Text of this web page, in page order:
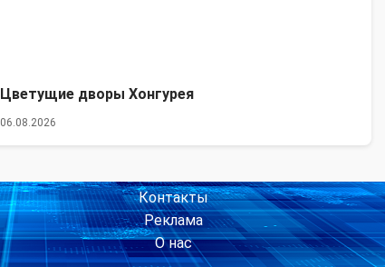
Цветущие дворы Хонгурея
06.08.2026
Контакты
Реклама
О нас